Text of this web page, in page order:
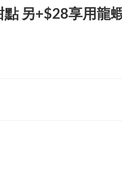
另+$28享用龍